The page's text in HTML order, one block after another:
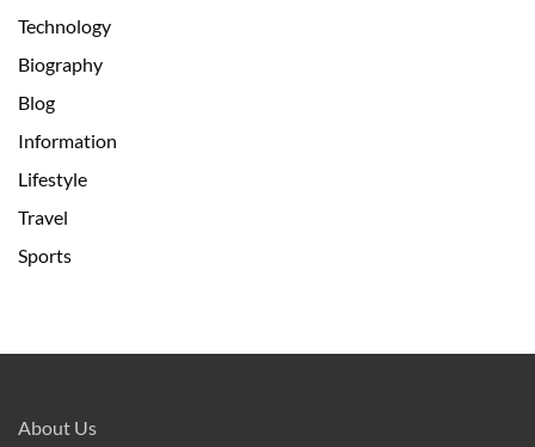
Technology
Biography
Blog
Information
Lifestyle
Travel
Sports
About Us